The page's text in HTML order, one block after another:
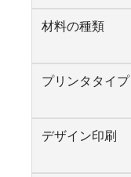
材料の種類
プリンタタイプ
デザイン印刷